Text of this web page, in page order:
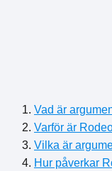
Vad är
Varför är
Vilka är
Hur påverkar